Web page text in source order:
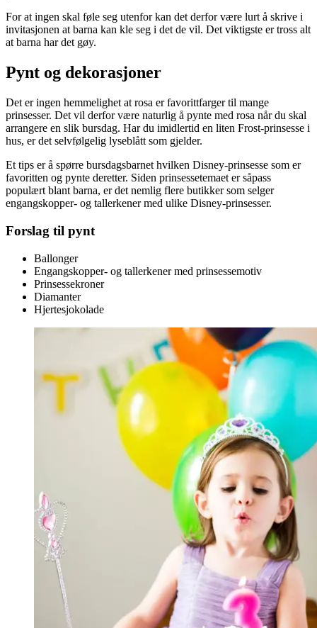
For at ingen skal føle seg utenfor kan det derfor være lurt å skrive i
invitasjonen at barna kan kle seg i det de vil. Det viktigste er tross alt
at barna har det gøy.
Pynt og dekorasjoner
Det er ingen hemmelighet at rosa er favorittfarger til mange
prinsesser. Det vil derfor være naturlig å pynte med rosa når du skal
arrangere en slik bursdag. Har du imidlertid en liten Frost-prinsesse i
hus, er det selvfølgelig lyseblått som gjelder.
Et tips er å spørre bursdagsbarnet hvilken Disney-prinsesse som er
favoritten og pynte deretter. Siden prinsessetemaet er såpass
populært blant barna, er det nemlig flere butikker som selger
engangskopper- og tallerkener med ulike Disney-prinsesser.
Forslag til pynt
Ballonger
Engangskopper- og tallerkener med prinsessemotiv
Prinsessekroner
Diamanter
Hjertesjokolade